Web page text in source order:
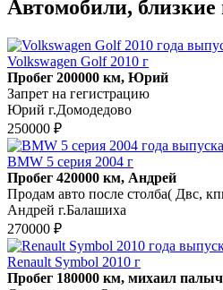
Автомобили, близкие
Volkswagen Golf 2010 г
Пробег 200000 км, Юрий
Запрет на гегистрацию
Юрий г.Домодедово
250000 ₽
BMW 5 серия 2004 г
Пробег 420000 км, Андрей
Продам авто после столба( Двс,
Андрей г.Балашиха
270000 ₽
Renault Symbol 2010 г
Пробег 180000 км, михаил палыч